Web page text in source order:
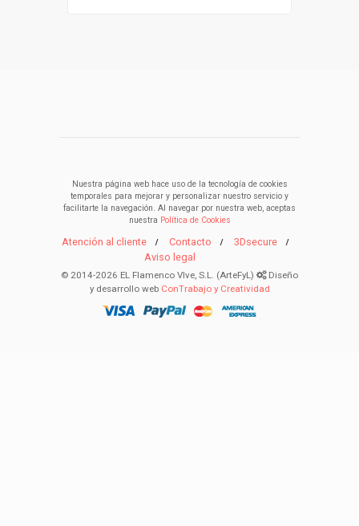
Nuestra página web hace uso de la tecnología de cookies
temporales para mejorar y personalizar nuestro servicio y
facilitarte la navegación. Al navegar por nuestra web, aceptas
nuestra Política de Cookies
Atención al cliente Contacto
3Dsecure
Aviso legal
© 2014-2026 EL Flamenco VIve, S.L. (ArteFyL)
Diseño
y desarrollo web ConTrabajo y Creatividad